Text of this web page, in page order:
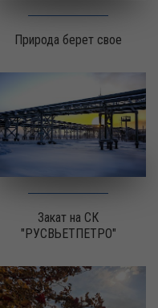
Природа берет свое
Закат на СК
"РУСВЬЕТПЕТРО"